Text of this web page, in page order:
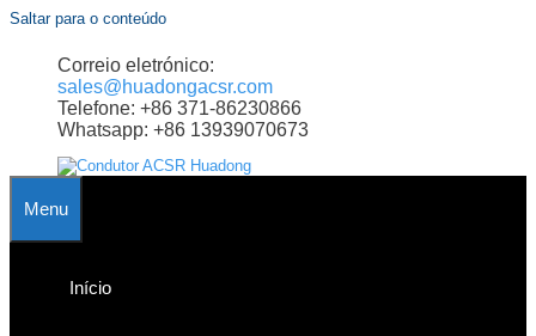
Saltar para o conteúdo
Correio eletrónico:
sales@huadongacsr.com
Telefone: +86 371-86230866
Whatsapp: +86 13939070673
Menu
Início